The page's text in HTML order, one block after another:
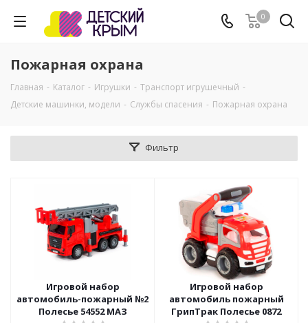
0
Пожарная охрана
Главная - Каталог - Игрушки - Транспорт игрушечный -
Детские машинки, модели - Службы спасения - Пожарная охрана
Фильтр
Игровой набор
автомобиль-пожарный №2
Полесье 54552 МАЗ
Игровой набор
автомобиль пожарный
ГрипТрак Полесье 0872